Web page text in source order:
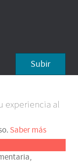
Subir
experiencia al
Saber más